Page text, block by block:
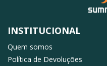
INSTITUCIONAL
Quem somos
Política de Devoluções